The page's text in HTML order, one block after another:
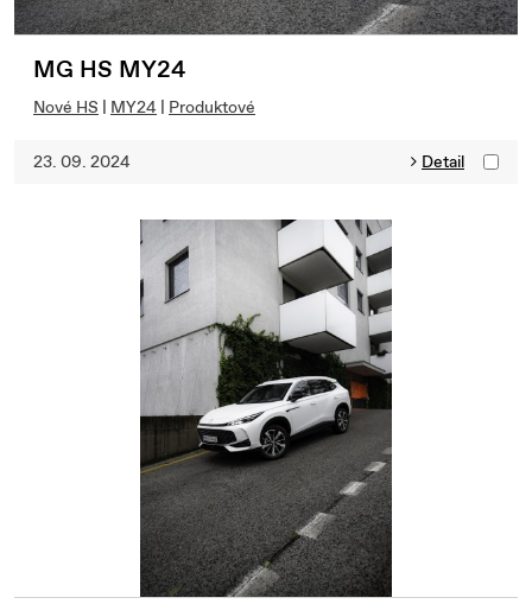
MG HS MY24
Nové HS | MY24 | Produktové
23. 09. 2024 Detail